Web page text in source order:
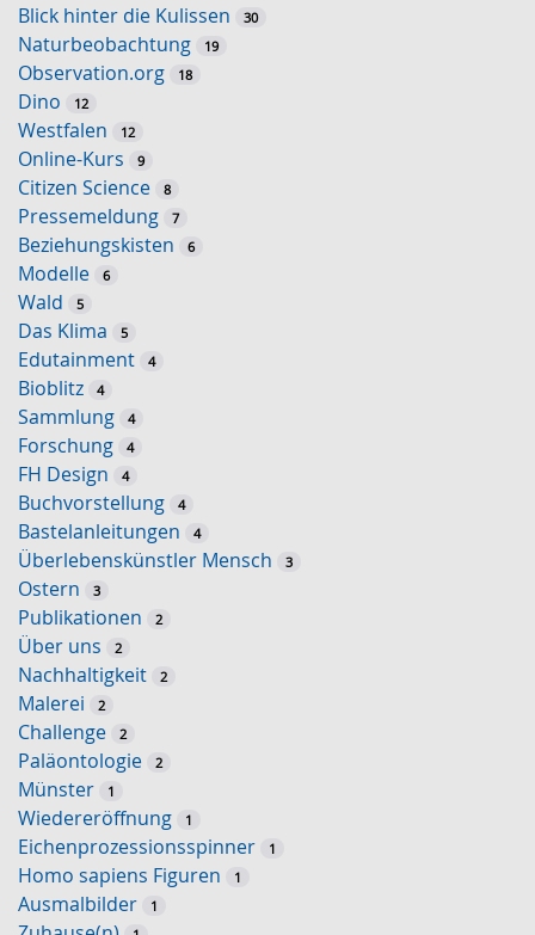
Blick hinter die Kulissen 30
Naturbeobachtung 19
Observation.org 18
Dino 12
Westfalen 12
Online-Kurs 9
Citizen Science 8
Pressemeldung 7
Beziehungskisten 6
Modelle 6
Wald 5
Das Klima 5
Edutainment 4
Bioblitz 4
Sammlung 4
Forschung 4
FH Design 4
Buchvorstellung 4
Bastelanleitungen 4
Überlebenskünstler Mensch 3
Ostern 3
Publikationen 2
Über uns 2
Nachhaltigkeit 2
Malerei 2
Challenge 2
Paläontologie 2
Münster 1
Wiedereröffnung 1
Eichenprozessionsspinner 1
Homo sapiens Figuren 1
Ausmalbilder 1